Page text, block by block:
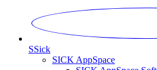
SSick
SICK AppSpace